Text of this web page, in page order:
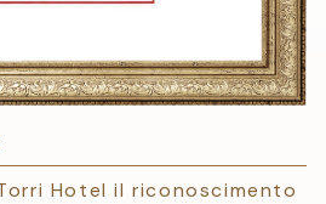
Hotel il riconoscimento